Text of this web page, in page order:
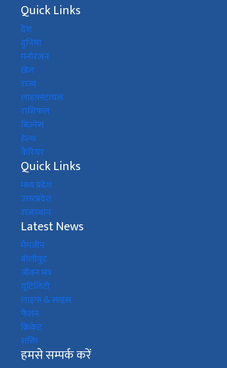
Quick Links
देश
दुनिया
मनोरंजन
खेल
राज्य
लाइफ़्स्टायल
राशिफल
बिज़्नेस
हेल्थ
कैरियर
Quick Links
मध्य प्रदेश
उत्तरप्रदेश
राजस्थान
Latest News
मैगजीन
बॉलीवुड
जीवन मंत्र
यूटिलिटी
लाइफ & साइंस
फैशन
क्रिकेट
शक्ति
हमसे सम्पर्क करें